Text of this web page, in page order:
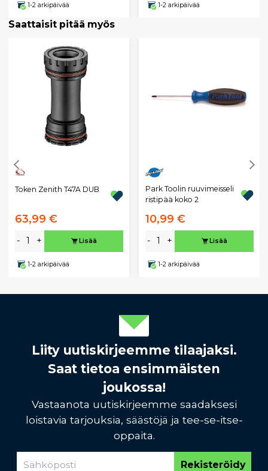
1-2 arkipäivää 1-2 arkipäivää
Saattaisit pitää myös
Token Zenith T47A DUB
63,99 €
- + Lisää
1-2 arkipäivää
Park Toolin ruuvimeisseli
ristipää koko 2
10,99 €
- + Lisää
1-2 arkipäivää
Liity uutiskirjeemme tilaajaksi.
Saat tietoa ensimmäisten
joukossa!
Vastaanota uutiskirjeemme saadaksesi
loistavia tarjouksia, säästöjä ja tee-se-itse-
oppaita.
Rekisteröidy